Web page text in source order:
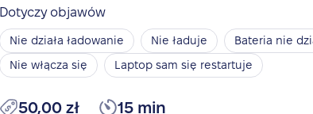
Dotyczy objawów
Nie działa ładowanie Nie ładuje
Bateria nie
Nie włącza się
Laptop sam się restartuje
50,00 zł 15 min